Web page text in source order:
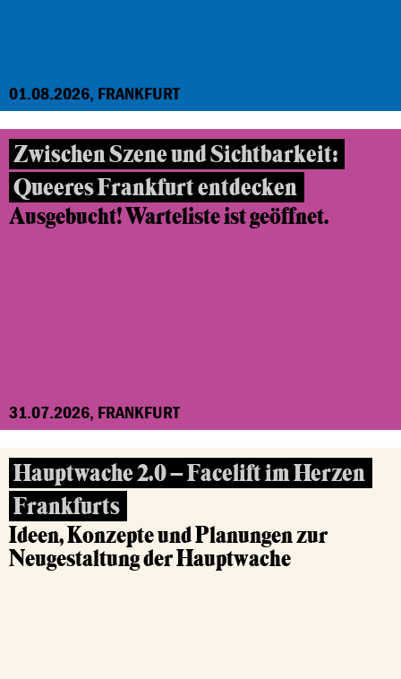
01.08.2026, FRANKFURT
Zwischen Szene und Sichtbarkeit:
Queeres Frankfurt entdecken
Ausgebucht! Warteliste ist geöffnet.
31.07.2026, FRANKFURT
Hauptwache 2.0 – Facelift im Herzen
Frankfurts
Ideen, Konzepte und Planungen zur
Neugestaltung der Hauptwache